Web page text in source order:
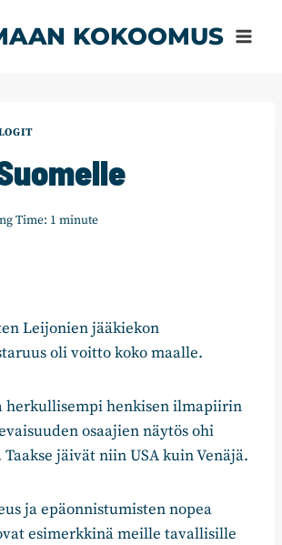
KOKOOMUS
Time: 1 minute
Leijonien jääkiekon
oli voitto koko maalle.
herkullisempi henkisen ilmapiirin
osaajien näytös ohi
jäivät niin USA kuin Venäjä.
ja epäonnistumisten nopea
esimerkkinä meille tavallisille